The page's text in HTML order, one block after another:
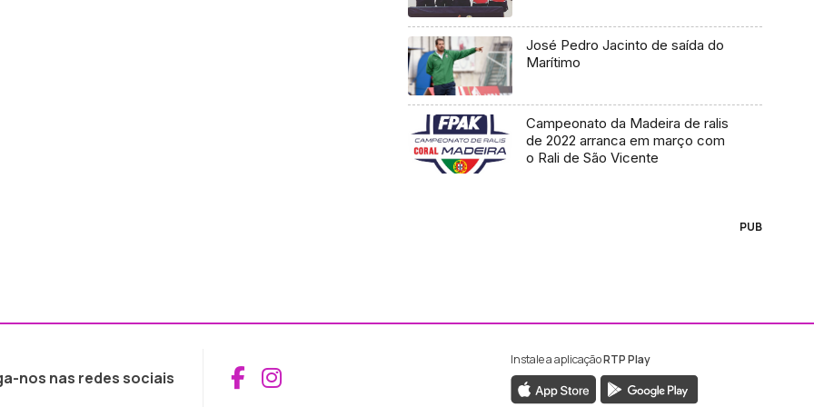
José Pedro Jacinto de saída do
Marítimo
Campeonato da Madeira de ralis
de 2022 arranca em março com
o Rali de São Vicente
PUB
nos nas redes sociais Aceder ao Facebook da RTP Madeira
Aceder ao Instagram da RTP Madeira
Instale a aplicaçãoRTP Play